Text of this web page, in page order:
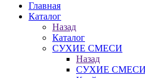
Главная
Каталог
Назад
Каталог
СУХИЕ СМЕСИ
Назад
СУХИЕ СМЕСИ